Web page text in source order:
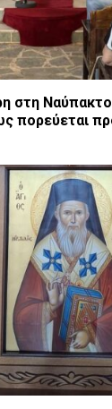
στη
πορεύεται